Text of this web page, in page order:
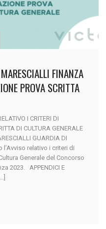
FINANZA
PROVA SCRITTA
I CRITERI DI
DI CULTURA GENERALE
GUARDIA DI
relativo i criteri di
Generale del Concorso
2023. APPENDICI E